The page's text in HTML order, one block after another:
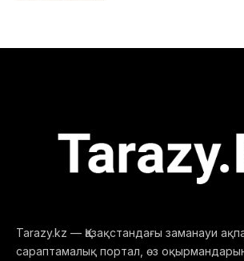
Tarazy.kz — Қазақстандағы заманауи
сараптамалық портал, өз